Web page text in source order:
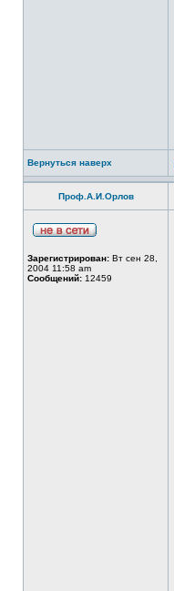
Вернуться наверх
Проф.А.И.Орлов
Зарегистрирован: Вт сен 28,
2004 11:58 am
Сообщений: 12459